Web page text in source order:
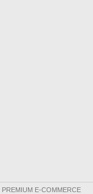
. PREMIUM E-COMMERCE